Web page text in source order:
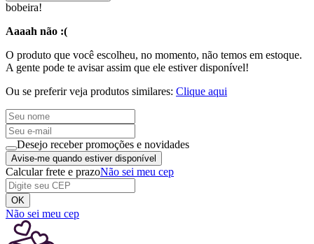
bobeira!
Aaaah não :(
O produto que você escolheu, no momento, não temos em estoque.
A gente pode te avisar assim que ele estiver disponível!
Ou se preferir veja produtos similares: Clique aqui
Desejo receber promoções e novidades
Avise-me quando estiver disponível
Calcular frete e prazoNão sei meu cep
OK
Não sei meu cep